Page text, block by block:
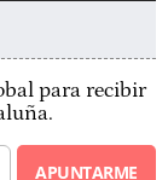
para recibir
APUNTARME